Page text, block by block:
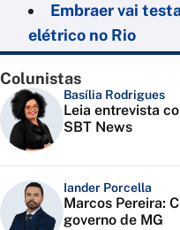
Embraer vai
elétrico no Rio
Colunistas
Basília Rodrigues
Leia entrevista
SBT News
Iander Porcella
Marcos Pereira:
governo de MG